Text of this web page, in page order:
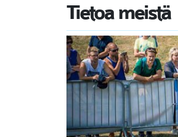
Tietoa meistä